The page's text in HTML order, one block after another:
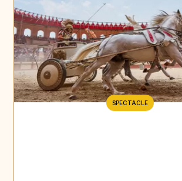
SPECTACLE